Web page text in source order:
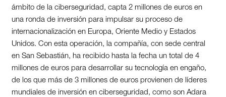
ámbito de la ciberseguridad, capta 2 millones de euros en
una ronda de inversión para impulsar su proceso de
internacionalización en Europa, Oriente Medio y Estados
Unidos. Con esta operación, la compañía, con sede central
en San Sebastián, ha recibido hasta la fecha un total de 4
millones de euros para desarrollar su tecnología en engaño,
de los que más de 3 millones de euros provienen de líderes
mundiales de inversión en ciberseguridad, como son Adara